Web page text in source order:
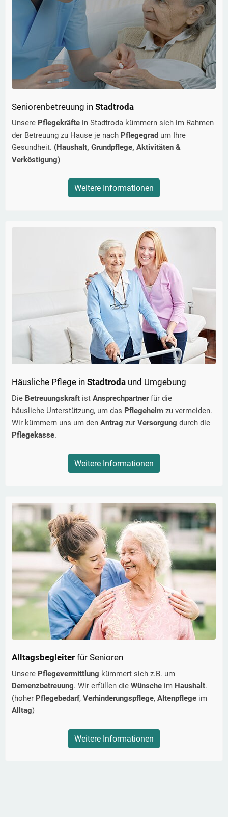
Seniorenbetreuung in Stadtroda
Unsere Pflegekräfte in Stadtroda kümmern sich im Rahmen
der Betreuung zu Hause je nach Pflegegrad um Ihre
Gesundheit. (Haushalt, Grundpflege, Aktivitäten &
Verköstigung)
Weitere Informationen
Häusliche Pflege in Stadtroda und Umgebung
Die Betreuungskraft ist Ansprechpartnerfür die
häusliche Unterstützung, um das Pflegeheim zu vermeiden.
Wir kümmern uns um den Antrag zur Versorgung durch die
Pflegekasse.
Weitere Informationen
Alltagsbegleiter für Senioren
Unsere Pflegevermittlung kümmert sich z.B. um
Demenzbetreuung. Wir erfüllen die Wünsche im Haushalt.
(hoher Pflegebedarf, Verhinderungspflege, Altenpflege im
Alltag)
Weitere Informationen